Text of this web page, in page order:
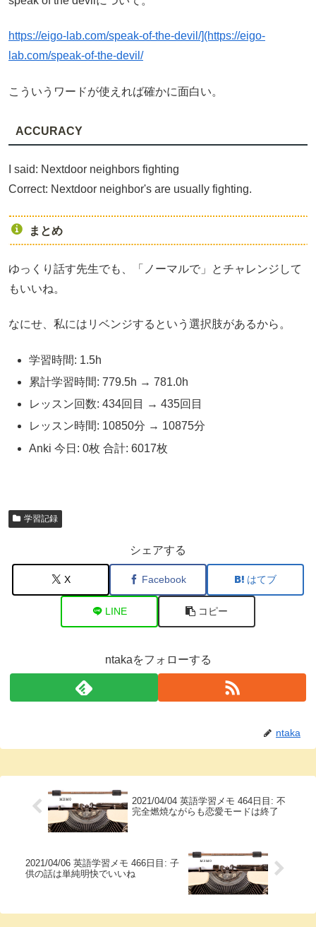
https://eigo-lab.com/speak-of-the-devil/](https://eigo-
lab.com/speak-of-the-devil/
こういうワードが使えれば確かに面白い。
ACCURACY
I said: Nextdoor neighbors fighting
Correct: Nextdoor neighbor's are usually fighting.
まとめ
ゆっくり話す先生でも、「ノーマルで」とチャレンジして
もいいね。
なにせ、私にはリベンジするという選択肢があるから。
学習時間: 1.5h
累計学習時間: 779.5h → 781.0h
レッスン回数: 434回目 → 435回目
レッスン時間: 10850分 → 10875分
Anki 今日: 0枚 合計: 6017枚
学習記録
シェアする
X Facebook はてブ
LINE コピー
ntakaをフォローする
ntaka
2021/04/04 英語学習メモ 464日目: 不
完全燃焼ながらも恋愛モードは終了
2021/04/06 英語学習メモ 466日目: 子
供の話は単純明快でいいね